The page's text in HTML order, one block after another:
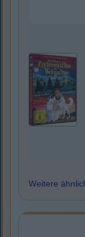
Weitere